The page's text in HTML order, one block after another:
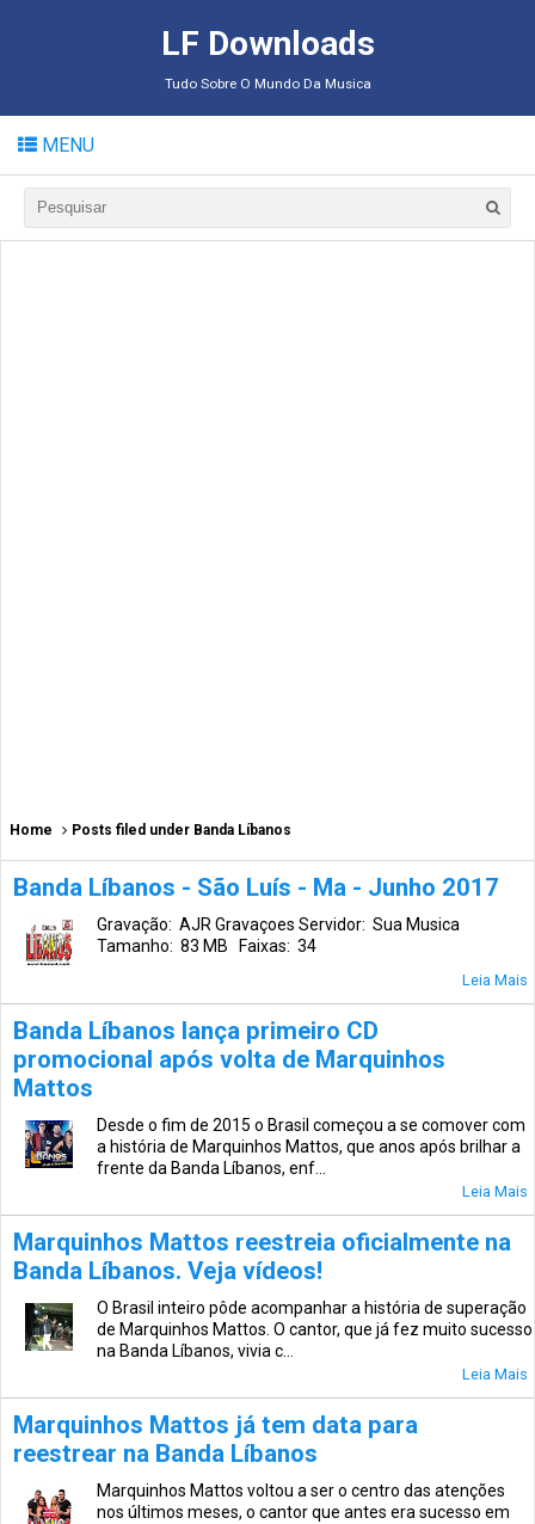
LF Downloads
Tudo Sobre O Mundo Da Musica
MENU
Home Posts filed under Banda Líbanos
Banda Líbanos - São Luís - Ma - Junho 2017
Gravação: AJR Gravaçoes Servidor: Sua Musica
Tamanho: 83 MB Faixas: 34
Leia Mais
Banda Líbanos lança primeiro CD
promocional após volta de Marquinhos
Mattos
Desde o fim de 2015 o Brasil começou a se comover com
a história de Marquinhos Mattos, que anos após brilhar a
frente da Banda Líbanos, enf...
Leia Mais
Marquinhos Mattos reestreia oficialmente na
Banda Líbanos. Veja vídeos!
O Brasil inteiro pôde acompanhar a história de superação
de Marquinhos Mattos. O cantor, que já fez muito sucesso
na Banda Líbanos, vivia c...
Leia Mais
Marquinhos Mattos já tem data para
reestrear na Banda Líbanos
Marquinhos Mattos voltou a ser o centro das atenções
nos últimos meses, o cantor que antes era sucesso em